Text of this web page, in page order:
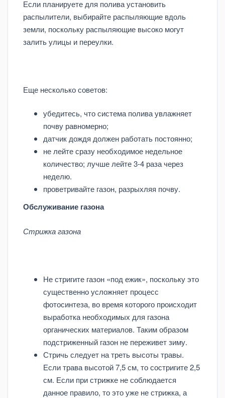
Если планируете для полива установить
распылители, выбирайте распыляющие вдоль
земли, поскольку распыляющие высоко могут
залить улицы и переулки.
Еще несколько советов:
убедитесь, что система полива увлажняет
почву равномерно;
датчик дождя должен работать постоянно;
не лейте сразу необходимое недельное
количество; лучше лейте 3-4 раза через
неделю.
проветривайте газон, разрыхляя почву.
Обслуживание газона
Стрижка газона
Не стригите газон «под ежик», поскольку это
существенно усложняет процесс
фотосинтеза, во время которого происходит
выработка необходимых для газона
органических материалов. Таким образом
подстриженный газон не переживет зиму.
Стричь следует на треть высоты травы.
Если трава высотой 7,5 см, то состригите 2,5
см. Если при стрижке не соблюдается
данное правило, то это уже не стрижка, а